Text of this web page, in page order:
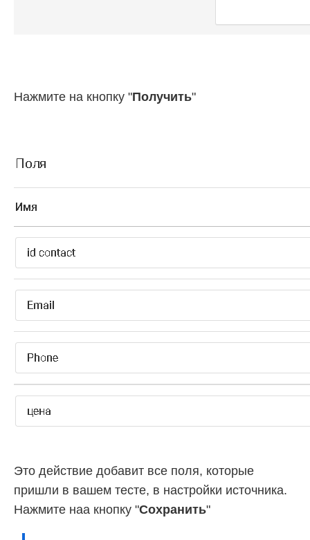
Нажмите на кнопку "Получить"
Это действие добавит все поля, которые
пришли в вашем тесте, в настройки источника.
Нажмите наа кнопку "Сохранить"